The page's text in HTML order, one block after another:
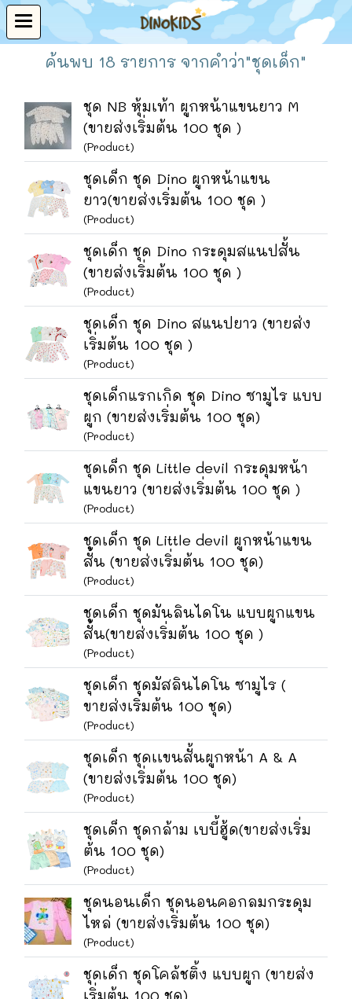
ค้นพบ 18 รายการ จากคำว่า"ชุดเด็ก"
ชุด NB หุ้มเท้า ผูกหน้าแขนยาว M
(ขายส่งเริ่มต้น 100 ชุด )
(Product)
ชุดเด็ก ชุด Dino ผูกหน้าแขน
ยาว(ขายส่งเริ่มต้น 100 ชุด )
(Product)
ชุดเด็ก ชุด Dino กระดุมสแนปสั้น
(ขายส่งเริ่มต้น 100 ชุด )
(Product)
ชุดเด็ก ชุด Dino สแนปยาว (ขายส่ง
เริ่มต้น 100 ชุด )
(Product)
ชุดเด็กแรกเกิด ชุด Dino ซามูไร แบบ
ผูก (ขายส่งเริ่มต้น 100 ชุด)
(Product)
ชุดเด็ก ชุด Little devil กระดุมหน้า
แขนยาว (ขายส่งเริ่มต้น 100 ชุด )
(Product)
ชุดเด็ก ชุด Little devil ผูกหน้าแขน
สั้น (ขายส่งเริ่มต้น 100 ชุด)
(Product)
ชุดเด็ก ชุดมันลินไดโน แบบผูกแขน
สั้น(ขายส่งเริ่มต้น 100 ชุด )
(Product)
ชุดเด็ก ชุดมัสลินไดโน ซามูไร (
ขายส่งเริ่มต้น 100 ชุด)
(Product)
ชุดเด็ก ชุดเเขนสั้นผูกหน้า A & A
(ขายส่งเริ่มต้น 100 ชุด)
(Product)
ชุดเด็ก ชุดกล้าม เบบี้ฮู้ด(ขายส่งเริ่ม
ต้น 100 ชุด)
(Product)
ชุดนอนเด็ก ชุดนอนคอกลมกระดุม
ไหล่ (ขายส่งเริ่มต้น 100 ชุด)
(Product)
ชุดเด็ก ชุดโคล้ชติ้ง แบบผูก (ขายส่ง
เริ่มต้น 100 ชุด)